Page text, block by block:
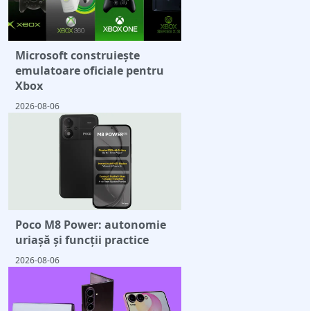
Microsoft construiește
emulatoare oficiale pentru
Xbox
2026-08-06
Poco M8 Power: autonomie
uriașă și funcții practice
2026-08-06